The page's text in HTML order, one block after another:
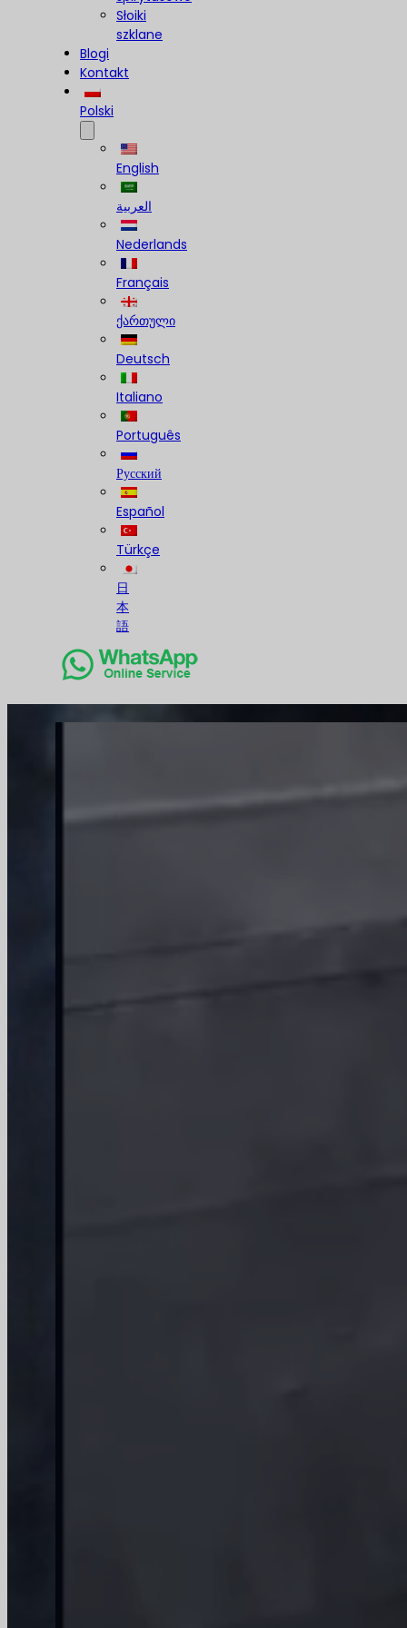
Słoiki
szklane
Blogi
Kontakt
Polski
English
العربية
Nederlands
Français
ქართული
Deutsch
Italiano
Português
Русский
Español
Türkçe
日
本
語